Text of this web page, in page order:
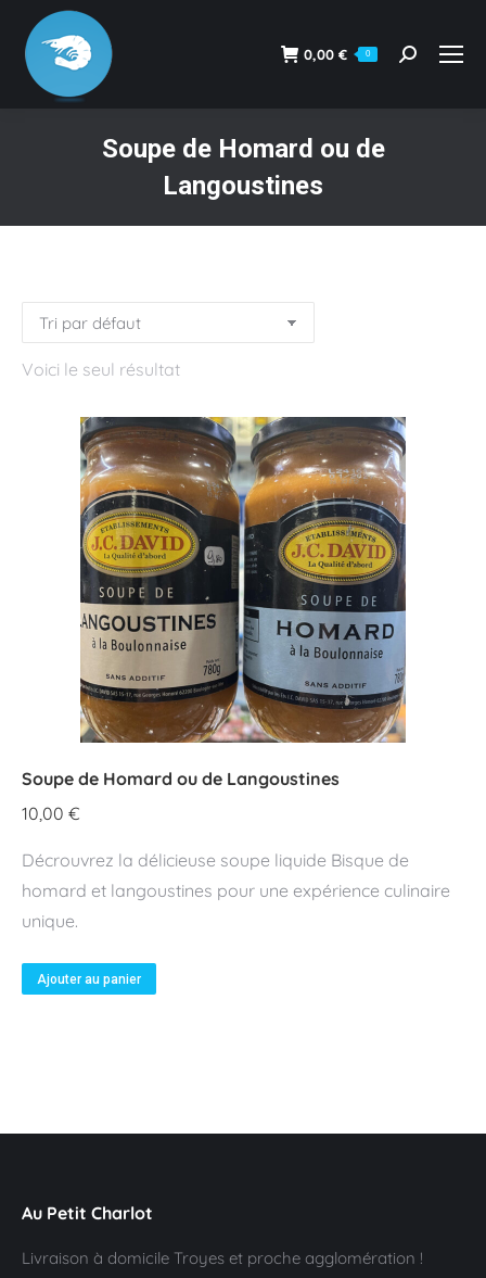
0,00 € 0
Recherche
Soupe de Homard ou de
Langoustines
Voici le seul résultat
Soupe de Homard ou de Langoustines
10,00 €
Décrouvrez la délicieuse soupe liquide Bisque de
homard et langoustines pour une expérience culinaire
unique.
Ajouter au panier
Au Petit Charlot
Livraison à domicile Troyes et proche agglomération !